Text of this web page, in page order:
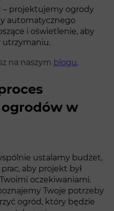
– projektujemy ogrody
automatycznego
i oświetlenie, aby
utrzymaniu.
na naszym blogu.
w
ustalamy budżet,
aby projekt był
oczekiwaniami.
Twoje potrzeby
ogród, który będzie